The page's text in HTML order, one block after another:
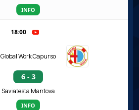
INFO
18:00
Global Work Capurso
6 - 3
Saviatesta Mantova
INFO